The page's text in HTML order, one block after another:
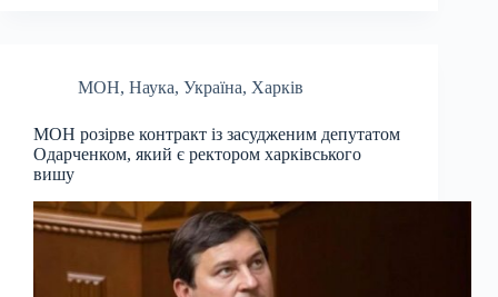
МОН, Наука, Україна, Харків
МОН розірве контракт із засудженим депутатом
Одарченком, який є ректором харківського
вишу